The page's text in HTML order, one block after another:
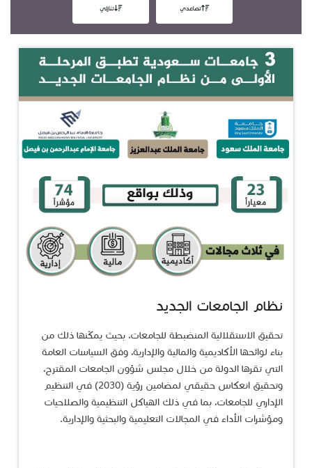
تصاعدي تنازلي
​نظام الجامعات الجديد
تحقيق الاستقلالية المنضبطة للجامعات، بحيث يمكّنها ذلك من
بناء لوائحها الأكاديمية والمالية والإدارية، وفق السياسات العامة
التي تقرها الدولة من خلال مجلس شؤون الجامعات المقترح،
وتحقيق انعكاس حقيقي لمضامين رؤية (2030) في التنظيم
الإداري للجامعات، بما في ذلك الهياكل التنظيمية والصلاحيات
ومؤشرات الأداء في المجالات التعليمية والبحثية والإدارية.